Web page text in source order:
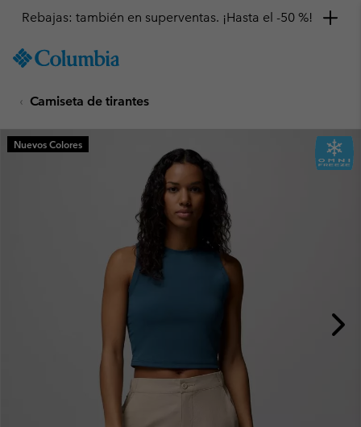
TO
SKIP
MAIN
NAV
Rebajas: también en superventas. ¡Hasta el -50 %!
Camiseta de tirantes
Nuevos Colores